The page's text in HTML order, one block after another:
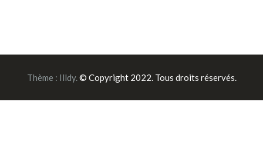
Thème : Illdy.© Copyright 2022. Tous droits réservés.